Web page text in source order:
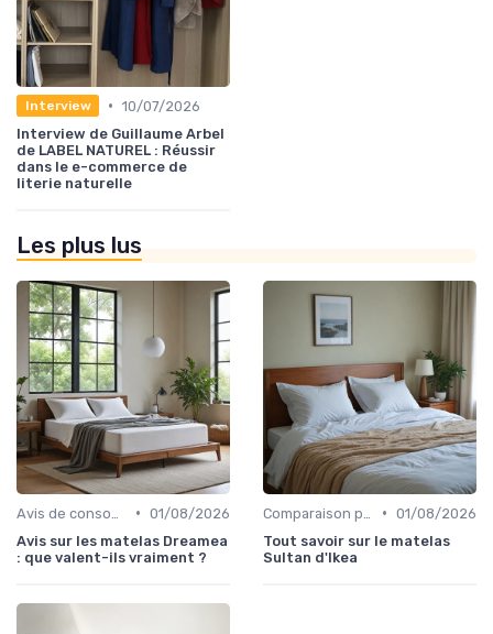
Interview • 10/07/2026
Interview de Guillaume Arbel
de LABEL NATUREL : Réussir
dans le e-commerce de
literie naturelle
Les plus lus
• 01/08/2026
Avis sur les matelas Dreamea
: que valent-ils vraiment ?
• 01/08/2026
Tout savoir sur le matelas
Sultan d'Ikea